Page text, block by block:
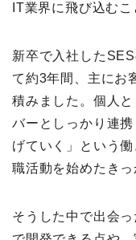
IT業界に飛び込むこ
新卒で入社した
て約3年間、主にお
積みました。個人
バーとしっかり連
げていく」という
職活動を始めたきっ
そうした中で出会